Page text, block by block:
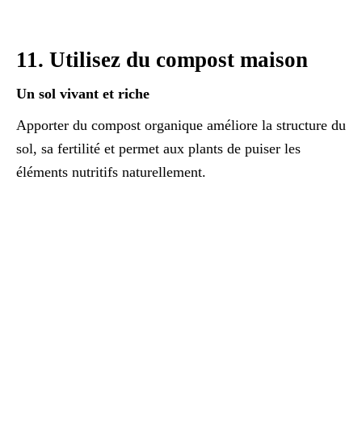
11. Utilisez du compost maison
Un sol vivant et riche
Apporter du compost organique améliore la structure du
sol, sa fertilité et permet aux plants de puiser les
éléments nutritifs naturellement.